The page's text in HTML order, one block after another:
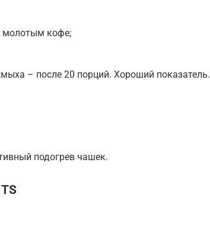
молотым кофе;
– после 20 порций. Хороший показатель.
подогрев чашек.